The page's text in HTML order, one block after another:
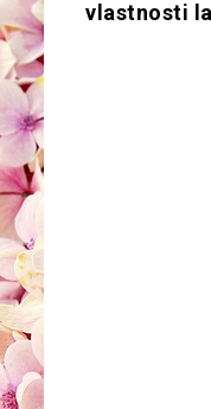
vlastnosti